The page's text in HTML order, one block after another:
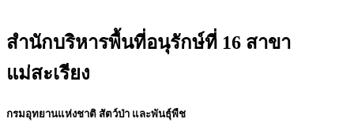
สำนักบริหารพื้นที่อนุรักษ์ที่ 16 สาขา
แม่สะเรียง
กรมอุทยานแห่งชาติ สัตว์ป่า และพันธุ์พืช